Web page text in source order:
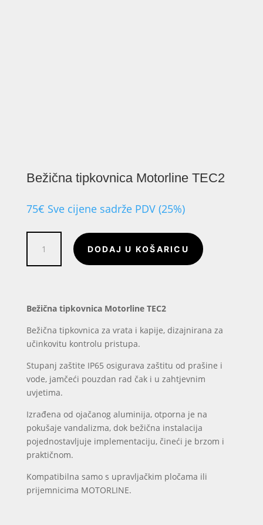
Bežična tipkovnica Motorline TEC2
75€ Sve cijene sadrže PDV (25%)
tipkovnica
Motorline
DODAJ U KOŠARICU
Bežična tipkovnica Motorline TEC2
Bežična tipkovnica za vrata i kapije, dizajnirana za
učinkovitu kontrolu pristupa.
Stupanj zaštite IP65 osigurava zaštitu od prašine i
vode, jamčeći pouzdan rad čak i u zahtjevnim
uvjetima.
Izrađena od ojačanog aluminija, otporna je na
pokušaje vandalizma, dok bežična instalacija
pojednostavljuje implementaciju, čineći je brzom i
praktičnom.
Kompatibilna samo s upravljačkim pločama ili
prijemnicima MOTORLINE.